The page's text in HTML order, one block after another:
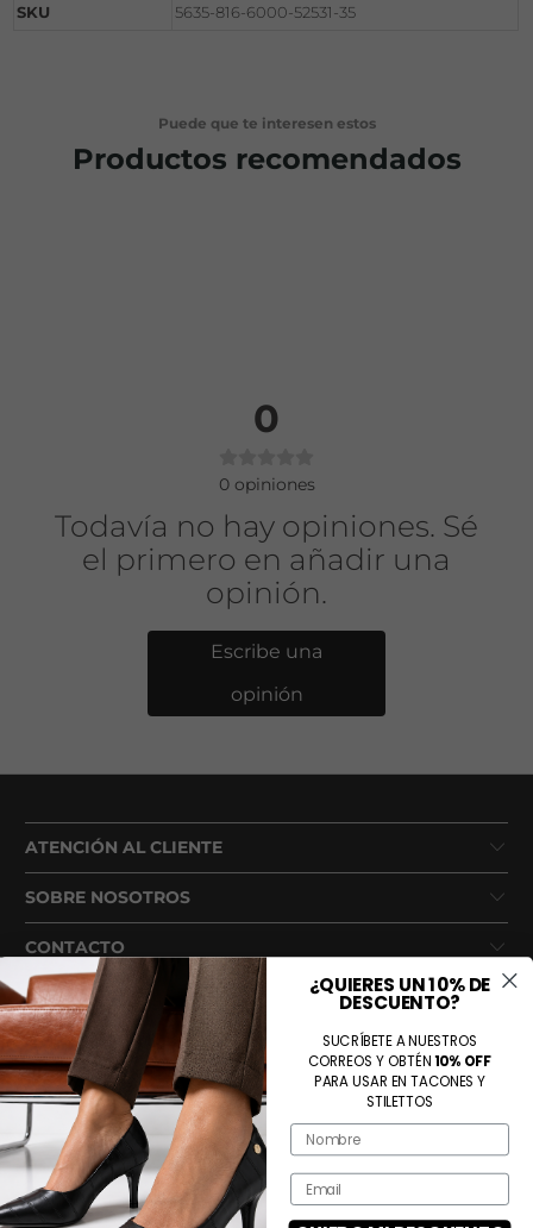
SKU
5635-816-6000-52531-35
Puede que te interesen estos
Productos recomendados
0
0 opiniones
Todavía no hay opiniones. Sé
el primero en añadir una
opinión.
Escribe una
opinión
ATENCIÓN AL CLIENTE
SOBRE NOSOTROS
CONTACTO
Métodos de pago aceptados
¿QUIERES UN 10% DE
DESCUENTO?
SUCRÍBETE A NUESTROS
CORREOS Y OBTÉN10% OFF
PARA USAR EN TACONES Y
STILETTOS
Name
Email